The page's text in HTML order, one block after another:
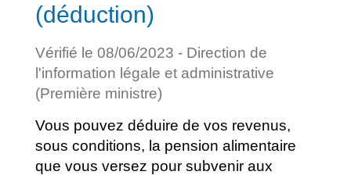
(déduction)
Vérifié le 08/06/2023 - Direction de
l'information légale et administrative
(Première ministre)
Vous pouvez déduire de vos revenus,
sous conditions, la pension alimentaire
que vous versez pour subvenir aux